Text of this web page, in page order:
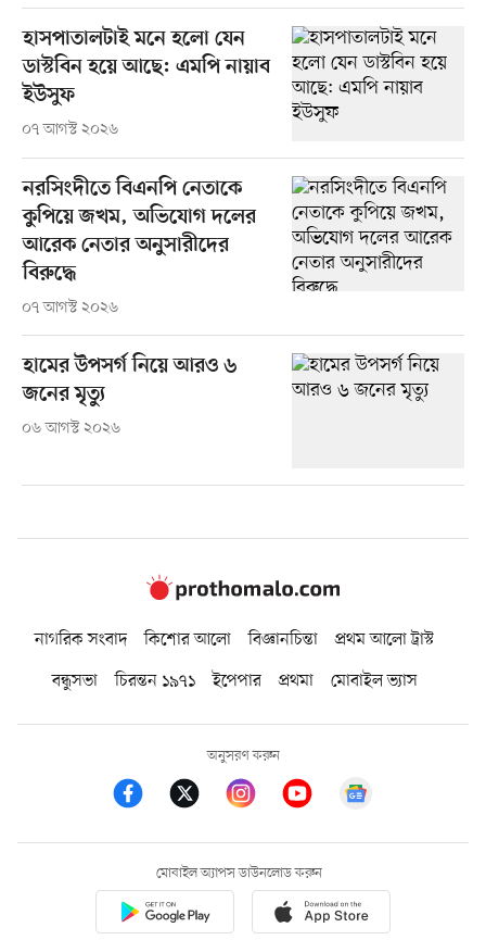
হাসপাতালটাই মনে হলো যেন
ডাস্টবিন হয়ে আছে: এমপি নায়াব
ইউসুফ
০৭ আগস্ট ২০২৬
নরসিংদীতে বিএনপি নেতাকে
কুপিয়ে জখম, অভিযোগ দলের
আরেক নেতার অনুসারীদের
বিরুদ্ধে
০৭ আগস্ট ২০২৬
হামের উপসর্গ নিয়ে আরও ৬
জনের মৃত্যু
০৬ আগস্ট ২০২৬
নাগরিক সংবাদ কিশোর আলো বিজ্ঞানচিন্তা
প্রথম আলো ট্রাস্ট
বন্ধুসভা
চিরন্তন ১৯৭১ ইপেপার প্রথমা মোবাইল ভ্যাস
অনুসরণ করুন
মোবাইল অ্যাপস ডাউনলোড করুন